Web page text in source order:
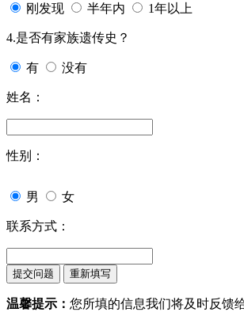
刚发现 半年内 1年以上
4.是否有家族遗传史？
有 没有
姓名：
性别：
男 女
联系方式：
温馨提示： 您所填的信息我们将及时反馈